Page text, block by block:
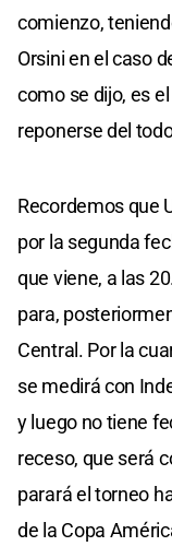
comienzo,
Orsini en el caso
como se dijo, es
reponerse del
Recordemos que
por la segunda
que viene, a las
para,
Central. Por la
se medirá con
y luego no tiene
receso, que será
parará el torneo
de la Copa